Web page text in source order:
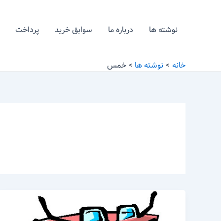
نوشته ها درباره ما سوابق خرید پرداخت
خانه نوشته ها خمس